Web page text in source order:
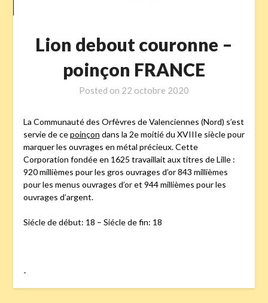
Lion debout couronne –
poinçon FRANCE
Posted on 22 octobre 2020
La Communauté des Orfèvres de Valenciennes (Nord) s’est
servie de cepoinçon dans la 2e moitié du XVIIIe siècle pour
marquer les ouvrages en métal précieux. Cette
Corporation fondée en 1625 travaillait aux titres de Lille :
920 millièmes pour les gros ouvrages d’or 843 millièmes
pour les menus ouvrages d’or et 944 millièmes pour les
ouvrages d’argent.
Siécle de début: 18 – Siécle de fin: 18
-